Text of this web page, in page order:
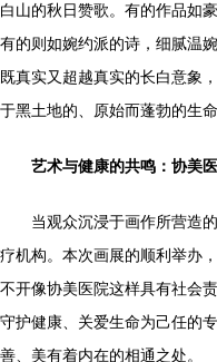
白山的秋日赞歌。有的作品如
有的则如婉约派的诗，细腻温
既真实又超越真实的长白意象
于黑土地的、原始而蓬勃的生命
艺术与健康的共鸣：协美
当观众沉浸于画作所营造
疗机构。本次画展的顺利举办
不开像协美医院这样具有社会
守护健康、关爱生命为己任的
善、美有着内在的相通之处。